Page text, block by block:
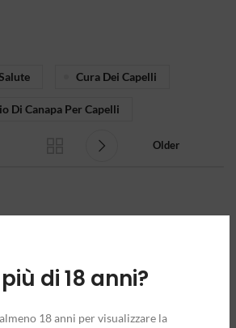
di 18 anni?
18 anni per visualizzare la
Cura Dei Capelli
Di Canapa Per Capelli
Older